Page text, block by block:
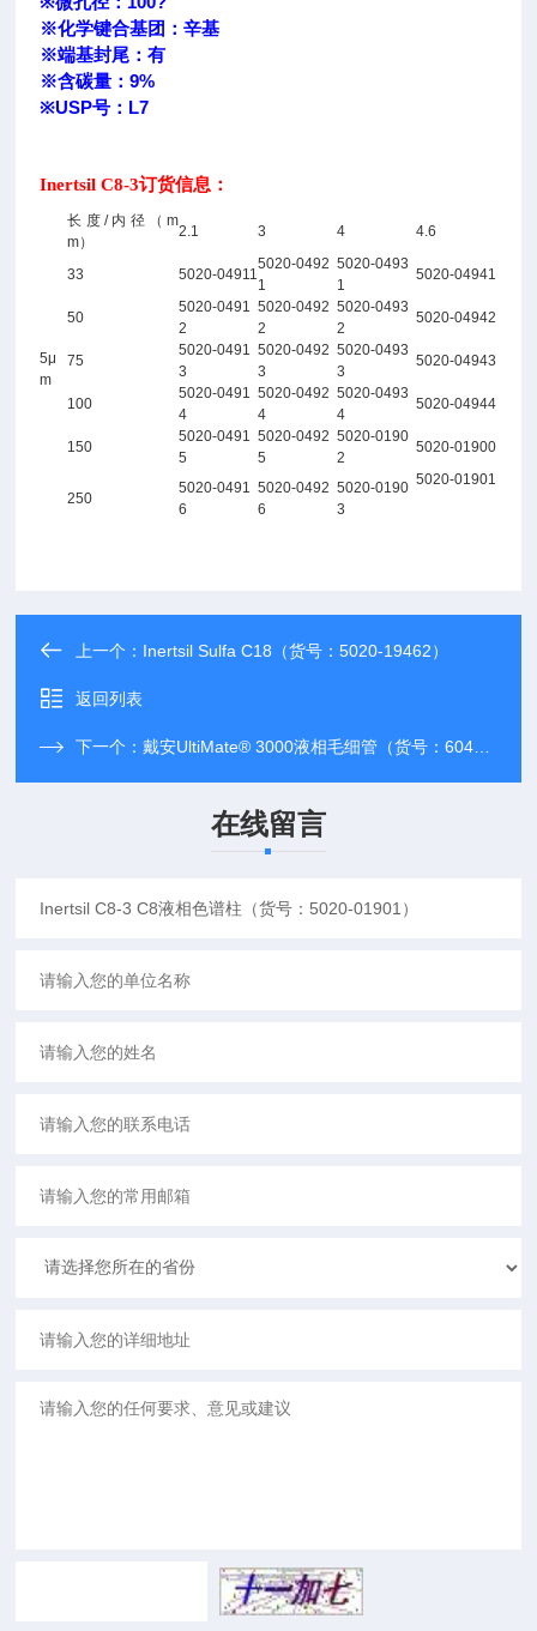
※化学键合基团：辛基
※端基封尾：有
※含碳量：9%
※USP号：L7
Inertsil C8-3订货信息：
5μ
m
长度/内径（m
m）
2.1 3 4 4.6
33 5020-04911
5020-0492
1
5020-0493
1
5020-04941
50
5020-0491
2
5020-0492
2
5020-0493
2
5020-04942
75
5020-0491
3
5020-0492
3
5020-0493
3
5020-04943
100
5020-0491
4
5020-0492
4
5020-0493
4
5020-04944
150
5020-0491
5
5020-0492
5
5020-0190
2
5020-01900
250
5020-0491
6
5020-0492
6
5020-0190
3
5020-01901
上一个： Inertsil Sulfa C18（货号：5020-19462）
返回列表
下一个：戴安UltiMate® 3000液相毛细管（货号：6040.2335）
在线留言